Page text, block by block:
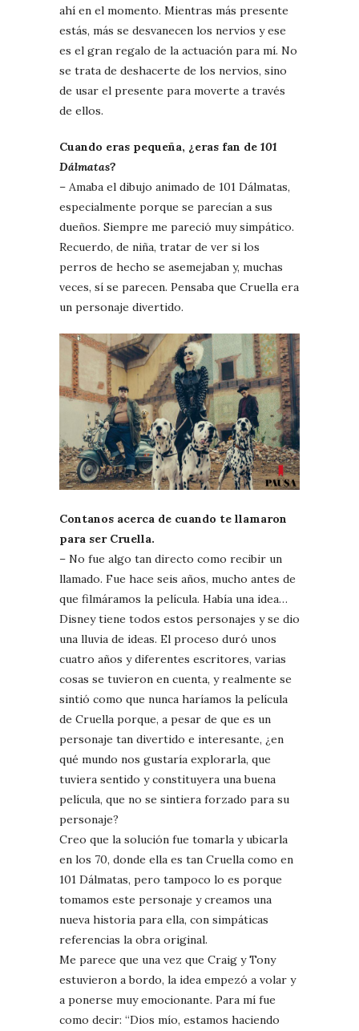
ahí en el momento. Mientras más presente
estás, más se desvanecen los nervios y ese
es el gran regalo de la actuación para mí. No
se trata de deshacerte de los nervios, sino
de usar el presente para moverte a través
de ellos.
Cuando eras pequeña, ¿eras fan de 101
Dálmatas?
– Amaba el dibujo animado de 101 Dálmatas,
especialmente porque se parecían a sus
dueños. Siempre me pareció muy simpático.
Recuerdo, de niña, tratar de ver si los
perros de hecho se asemejaban y, muchas
veces, sí se parecen. Pensaba que Cruella era
un personaje divertido.
Contanos acerca de cuando te llamaron
para ser Cruella.
– No fue algo tan directo como recibir un
llamado. Fue hace seis años, mucho antes de
que filmáramos la película. Había una idea…
Disney tiene todos estos personajes y se dio
una lluvia de ideas. El proceso duró unos
cuatro años y diferentes escritores, varias
cosas se tuvieron en cuenta, y realmente se
sintió como que nunca haríamos la película
de Cruella porque, a pesar de que es un
personaje tan divertido e interesante, ¿en
qué mundo nos gustaría explorarla, que
tuviera sentido y constituyera una buena
película, que no se sintiera forzado para su
personaje?
Creo que la solución fue tomarla y ubicarla
en los 70, donde ella es tan Cruella como en
101 Dálmatas, pero tampoco lo es porque
tomamos este personaje y creamos una
nueva historia para ella, con simpáticas
referencias la obra original.
Me parece que una vez que Craig y Tony
estuvieron a bordo, la idea empezó a volar y
a ponerse muy emocionante. Para mí fue
como decir: “Dios mío, estamos haciendo